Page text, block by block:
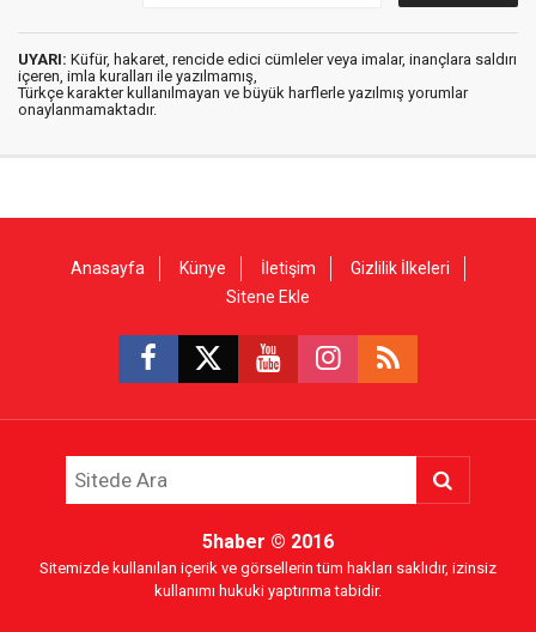
UYARI: Küfür, hakaret, rencide edici cümleler veya imalar, inançlara saldırı
içeren, imla kuralları ile yazılmamış,
Türkçe karakter kullanılmayan ve büyük harflerle yazılmış yorumlar
onaylanmamaktadır.
Anasayfa Künye İletişim
Gizlilik İlkeleri
Sitene Ekle
5haber © 2016
Sitemizde kullanılan içerik ve görsellerin tüm hakları saklıdır, izinsiz
kullanımı hukuki yaptırıma tabidir.